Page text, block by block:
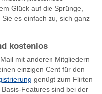
Glück auf die Sprünge,
es einfach zu, sich ganz
kostenlos
mit anderen Mitgliedern
einzigen Cent für den
genügt zum Flirten
Features sind bei der